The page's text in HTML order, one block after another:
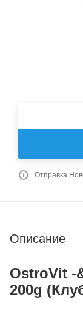
Отправка
Описание
OstroVit -
200g